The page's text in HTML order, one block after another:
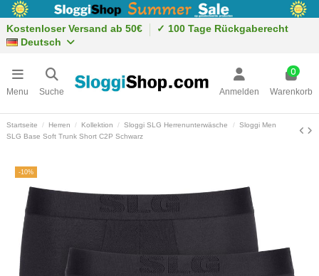
Kostenloser Versand ab 50€
✓ 100 Tage Rückgaberecht
Deutsch
Menu Suche Anmelden
0
Warenkorb
Startseite Herren Kollektion Sloggi SLG Herrenunterwäsche
Sloggi Men
SLG Base Soft Trunk Short C2P Schwarz
-10%